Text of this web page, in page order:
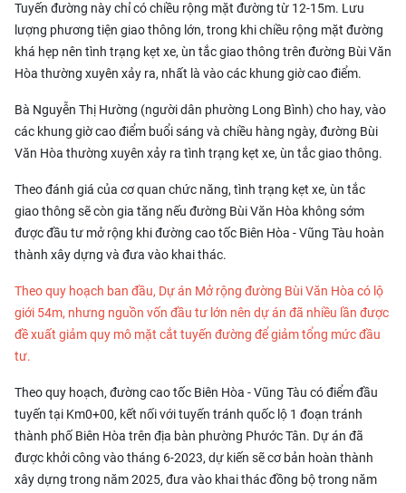
Tuyến đường này chỉ có chiều rộng mặt đường từ 12-15m. Lưu
lượng phương tiện giao thông lớn, trong khi chiều rộng mặt đường
khá hẹp nên tình trạng kẹt xe, ùn tắc giao thông trên đường Bùi Văn
Hòa thường xuyên xảy ra, nhất là vào các khung giờ cao điểm.
Bà Nguyễn Thị Hường (người dân phường Long Bình) cho hay, vào
các khung giờ cao điểm buổi sáng và chiều hàng ngày, đường Bùi
Văn Hòa thường xuyên xảy ra tình trạng kẹt xe, ùn tắc giao thông.
Theo đánh giá của cơ quan chức năng, tình trạng kẹt xe, ùn tắc
giao thông sẽ còn gia tăng nếu đường Bùi Văn Hòa không sớm
được đầu tư mở rộng khi đường cao tốc Biên Hòa - Vũng Tàu hoàn
thành xây dựng và đưa vào khai thác.
Theo quy hoạch ban đầu, Dự án Mở rộng đường Bùi Văn Hòa có lộ
giới 54m, nhưng nguồn vốn đầu tư lớn nên dự án đã nhiều lần được
đề xuất giảm quy mô mặt cắt tuyến đường để giảm tổng mức đầu
tư.
Theo quy hoạch, đường cao tốc Biên Hòa - Vũng Tàu có điểm đầu
tuyến tại Km0+00, kết nối với tuyến tránh quốc lộ 1 đoạn tránh
thành phố Biên Hòa trên địa bàn phường Phước Tân. Dự án đã
được khởi công vào tháng 6-2023, dự kiến sẽ cơ bản hoàn thành
xây dựng trong năm 2025, đưa vào khai thác đồng bộ trong năm